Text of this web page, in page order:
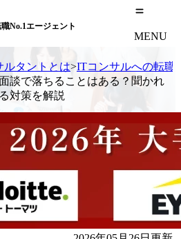
No.1エージェント
MENU
ルタントとは>ITコンサルへの転職
談で落ちることはある？聞かれ
対策を解説